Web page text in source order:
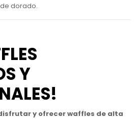
dorado.
Y
y ofrecer waffles de alta